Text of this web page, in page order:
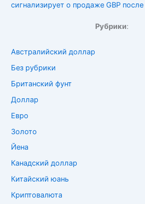
сигнализирует о продаже GBP
Рубрики:
Австралийский доллар
Без рубрики
Британский фунт
Доллар
Евро
Золото
Йена
Канадский доллар
Китайский юань
Криптовалюта